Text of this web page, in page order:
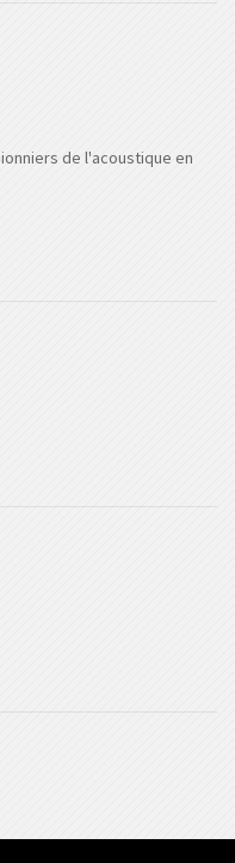
de l'acoustique en